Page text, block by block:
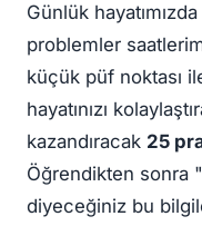
Günlük
problemler
küçük püf noktası
hayatınızı
kazandıracak 25
Öğrendikten sonra
diyeceğiniz bu